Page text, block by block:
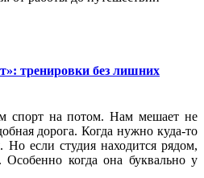
тренировки без лишних
спорт на потом. Нам мешает не
дорога. Когда нужно куда-то
Но если студия находится рядом,
Особенно когда она буквально у